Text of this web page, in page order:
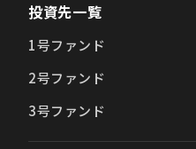
投資先一覧
1号ファンド
2号ファンド
3号ファンド